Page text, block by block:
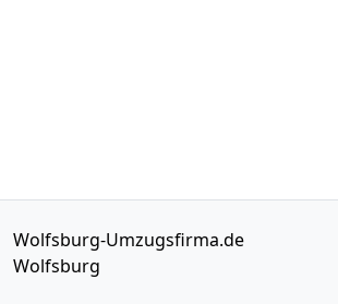
Wolfsburg-Umzugsfirma.de
Wolfsburg